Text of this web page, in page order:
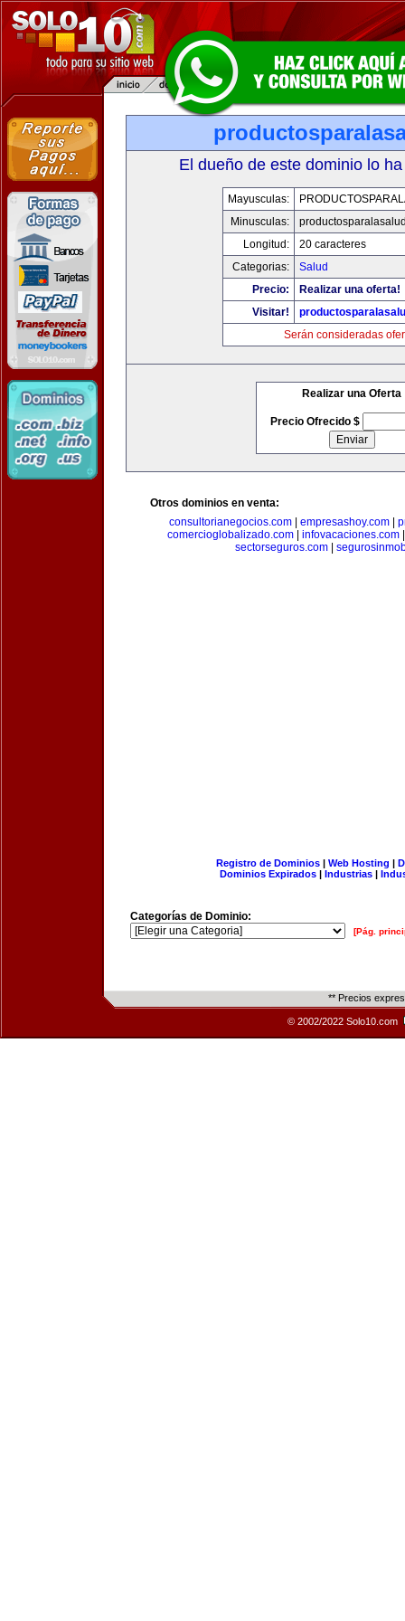
El dueño de este dominio lo
Mayusculas:
Minusculas:
Longitud:
20 caracteres
Categorias:
Salud
Precio:
Realizar una oferta!
Visitar!
Serán consideradas
Realizar una Oferta
Precio Ofrecido $
Otros dominios en venta:
consultorianegocios.com
empresashoy.com
comercioglobalizado.com
infovacaciones.com
sectorseguros.com
Registro de Dominios| Web Hosting |
Dominios Expirados | Industrias |
Categorías de Dominio:
[Pág.
** Precios
© 2002/2022 Solo10.com